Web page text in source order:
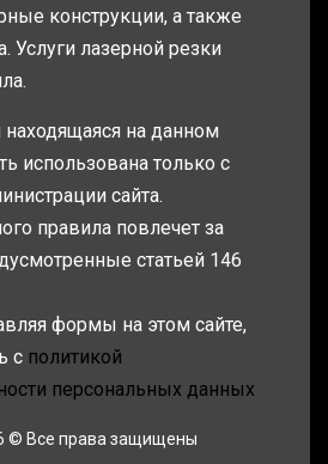
конструкции, а также
Услуги лазерной резки
на данном
использована только с
сайта.
правила повлечет за
статьей 146
формы на этом сайте,
с политикой
персональных данных
© Все права защищены